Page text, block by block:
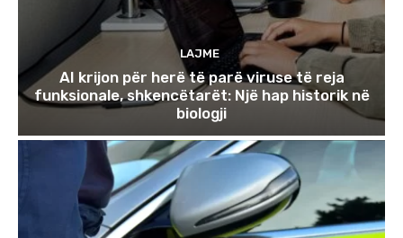
LAJME
AI krijon për herë të parë viruse të reja
funksionale, shkencëtarët: Një hap historik në
biologji